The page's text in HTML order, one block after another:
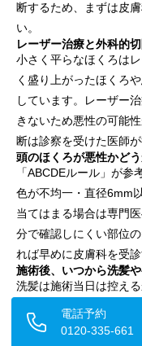
断するため、まずは皮
い。
レーザー治療と外科的
小さく平らなほくろは
く盛り上がったほくろ
しています。レーザー
きないため悪性の可能
断は診察を受けた医師
頭のほくろが悪性かど
「ABCDEルール」が参
色が不均一・直径6mm
当てはまる場合は専門
分で確認しにくい部位
れば早めに皮膚科を受
施術後、いつから洗髪
洗髪は施術当日は控え
が多く、翌日以降は医
は傷口が完全に治癒す
電話予約
0120-335-661